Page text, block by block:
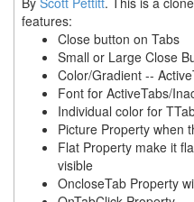
features:
Close button on Tabs
Small or Large Close
Color/Gradient --
Font for ActiveTabs/
Individual color for
Picture Property when
Flat Property make it
visible
OncloseTab Property
주
Delphi